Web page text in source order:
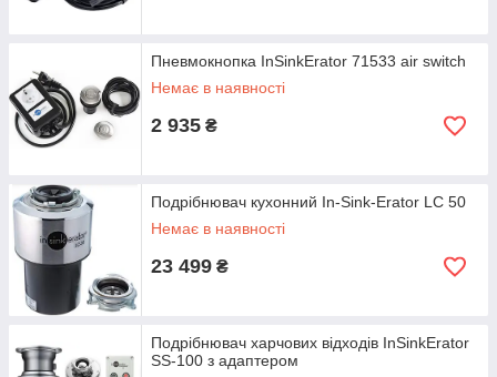
Пневмокнопка InSinkErator 71533 air switch
Немає в наявності
2 935 ₴
Подрібнювач кухонний In-Sink-Erator LC 50
Немає в наявності
23 499 ₴
Подрібнювач харчових відходів InSinkErator
SS-100 з адаптером